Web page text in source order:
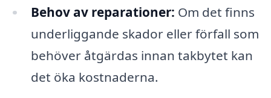
Behov av reparationer: Om det finns
underliggande skador eller förfall som
behöver åtgärdas innan takbytet kan
det öka kostnaderna.